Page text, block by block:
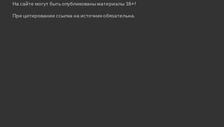
На сайте могут быть опубликованы материалы 18+!
При цитировании ссылка на источник обязательна.